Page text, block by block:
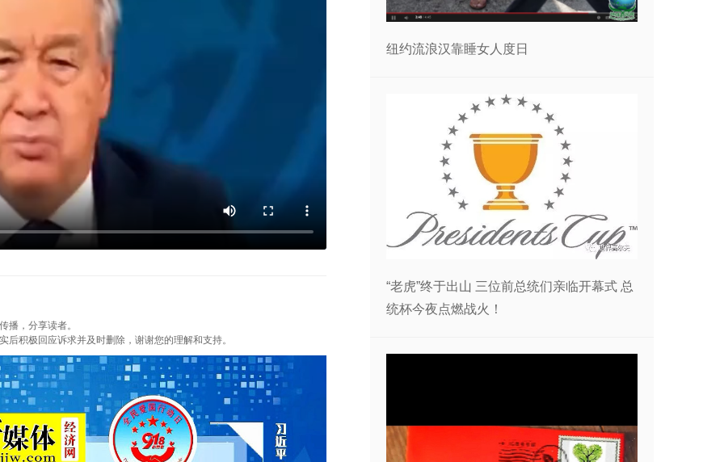
播，分享读者。
积极回应诉求并及时删除，谢谢您的理解和支持。
纽约流浪汉靠睡女人度日
“老虎”终于出山 三位前总统们亲临开幕式 总
统杯今夜点燃战火！